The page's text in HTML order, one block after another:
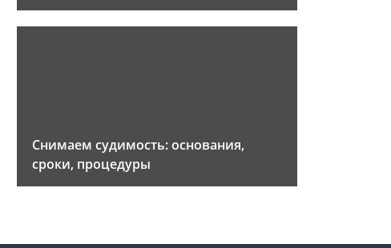
Снимаем судимость: основания,
сроки, процедуры